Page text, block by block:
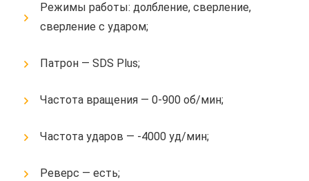
Режимы работы: долбление, сверление,
сверление с ударом;
Патрон — SDS Plus;
Частота вращения — 0-900 об/мин;
Частота ударов — -4000 уд/мин;
Реверс — есть;